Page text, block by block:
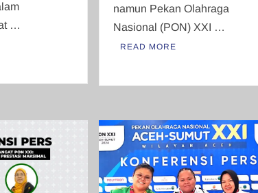
…
namun Pekan Olahraga
Nasional (PON) XXI …
READ MORE